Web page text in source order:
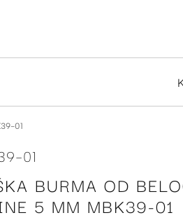
01
BURMA OD
5 MM MBK39-01
01